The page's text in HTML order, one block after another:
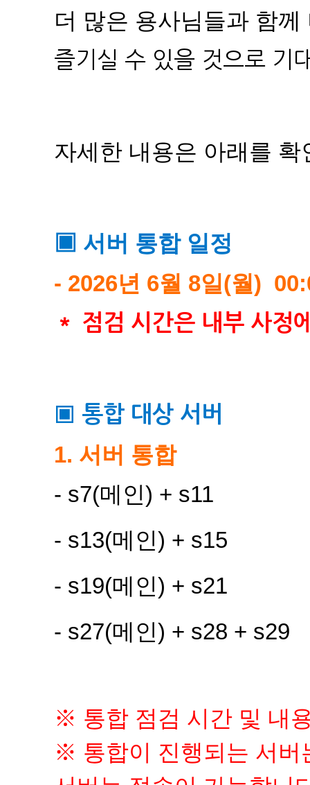
더 많은 용사님들과 함
즐기실 수 있을 것으로 기
자세한 내용은 아래를
▣ 서버 통합 일정
- 2026년 6월 8일(월)
＊ 점검 시간은 내부 사정
▣ 통합 대상 서버
1. 서버 통합
- s7(메인) + s11
- s13(메인) + s15
- s19(메인) + s21
- s27(메인) + s28 + s29
※ 통합 점검 시간 및 내
※ 통합이 진행되는 서버